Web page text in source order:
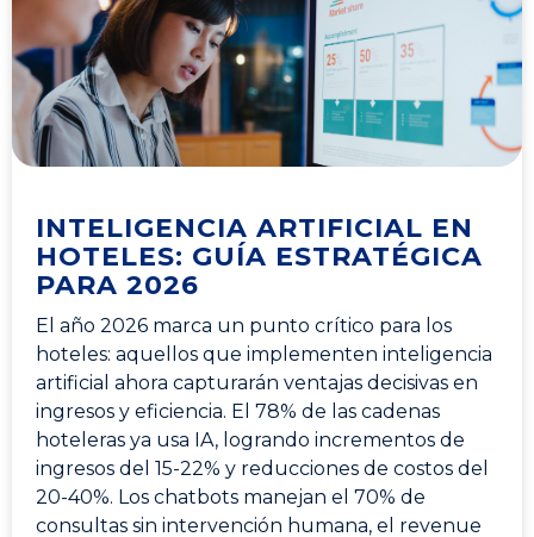
INTELIGENCIA ARTIFICIAL EN
HOTELES: GUÍA ESTRATÉGICA
PARA 2026
El año 2026 marca un punto crítico para los
hoteles: aquellos que implementen inteligencia
artificial ahora capturarán ventajas decisivas en
ingresos y eficiencia. El 78% de las cadenas
hoteleras ya usa IA, logrando incrementos de
ingresos del 15-22% y reducciones de costos del
20-40%. Los chatbots manejan el 70% de
consultas sin intervención humana, el revenue